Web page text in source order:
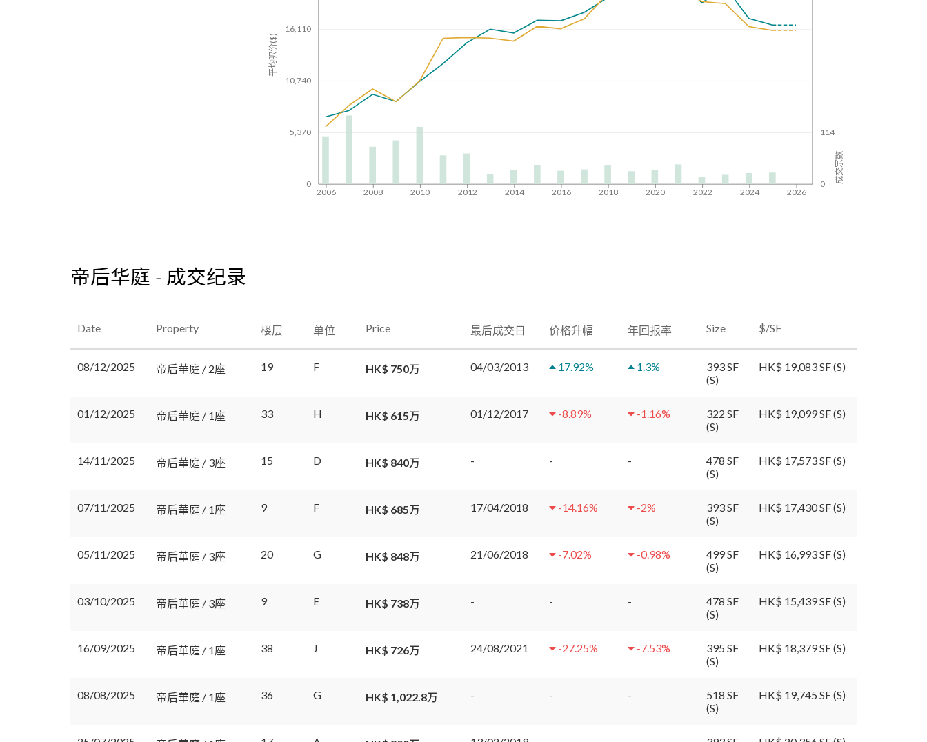
114
0
2006 2008 2010 2012 2014 2016 2018 2020 2022 2024 2026
成交宗数
16,110
10,740
5,370
0
平均呎价($)
帝后华庭 - 成交纪录
Date Property 楼层 单位 Price 最后成交日 价格升幅 年回报率 Size $/SF
08/12/2025 帝后華庭 / 2座 19 F HK$ 750万 04/03/2013 17.92% 1.3%
393 SF
(S)
HK$ 19,083 SF (S)
01/12/2025 帝后華庭 / 1座 33 H HK$ 615万 01/12/2017 -8.89% -1.16%
322 SF
(S)
HK$ 19,099 SF (S)
14/11/2025 帝后華庭 / 3座 15 D HK$ 840万 - - -
478 SF
(S)
HK$ 17,573 SF (S)
07/11/2025 帝后華庭 / 1座 9 F HK$ 685万 17/04/2018 -14.16% -2%
393 SF
(S)
HK$ 17,430 SF (S)
05/11/2025 帝后華庭 / 3座 20 G HK$ 848万 21/06/2018 -7.02% -0.98%
499 SF
(S)
HK$ 16,993 SF (S)
03/10/2025 帝后華庭 / 3座 9 E HK$ 738万 - - -
478 SF
(S)
HK$ 15,439 SF (S)
16/09/2025 帝后華庭 / 1座 38 J HK$ 726万 24/08/2021 -27.25% -7.53%
395 SF
(S)
HK$ 18,379 SF (S)
08/08/2025 帝后華庭 / 1座 36 G HK$ 1,022.8万 - - -
518 SF
(S)
HK$ 19,745 SF (S)